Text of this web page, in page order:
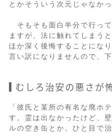
とかそういう次元じゃなか
そもそも面白半分で行っ
ますが、法に触れてしまう
ほか深く後悔することにな
言い訳になりませんので、
むしろ治安の悪さが
「彼氏と某所の有名な廃ホ
す。霊は出なかったけど、
ルの空き缶とか、ひと目で